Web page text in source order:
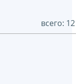
всего: